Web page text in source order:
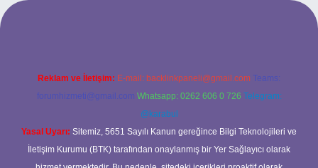
casino
Reklam ve İletişim: E-mail: backlinkpaneli@gmail.com Teams:
forumhizmeti@gmail.com Whatsapp: 0262 606 0 726 Telegram:
@karabul
Yasal Uyarı: Sitemiz, 5651 Sayılı Kanun gereğince Bilgi Teknolojileri ve
İletişim Kurumu (BTK) tarafından onaylanmış bir Yer Sağlayıcı olarak